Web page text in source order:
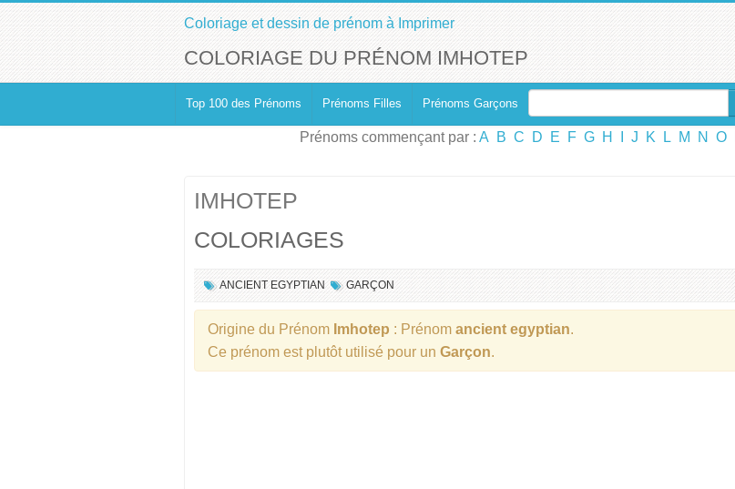
Coloriage et dessin de prénom à Imprimer
COLORIAGE DU PRÉNOM IMHOTEP
Top 100 des Prénoms Prénoms Filles Prénoms Garçons
Prénoms commençant par : A B C D E F G H J K L M N O
IMHOTEP
COLORIAGES
ANCIENT EGYPTIAN GARÇON
Origine du Prénom Imhotep : Prénom ancient egyptian.
Ce prénom est plutôt utilisé pour un Garçon.